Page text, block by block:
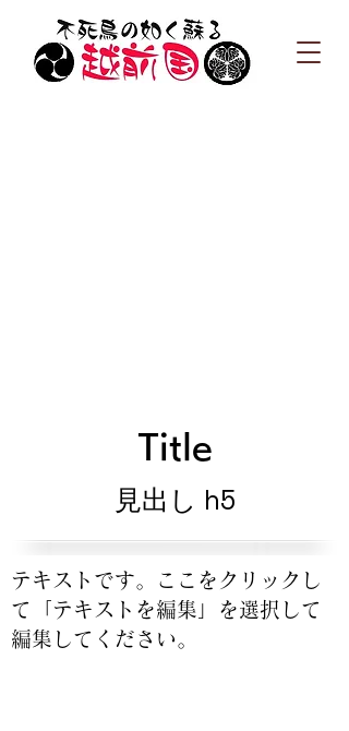
Title
見出し h5
テキストです。ここをクリックし
て「テキストを編集」を選択して
編集してください。